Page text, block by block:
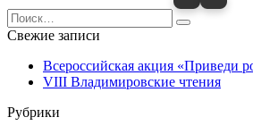
Search
for:
Свежие записи
Всероссийская акция «Приведи
VIII Владимировские чтения
Рубрики